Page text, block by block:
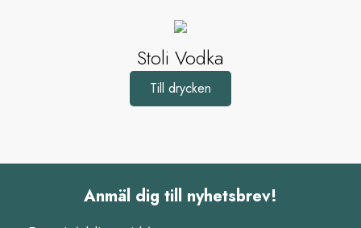
Stoli Vodka
Till drycken
Anmäl dig till nyhetsbrev!